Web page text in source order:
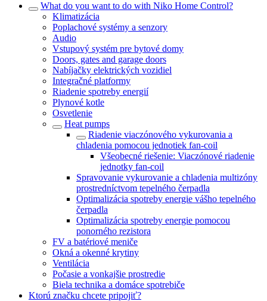
What do you want to do with Niko Home Control?
Klimatizácia
Poplachové systémy a senzory
Audio
Vstupový systém pre bytové domy
Doors, gates and garage doors
Nabíjačky elektrických vozidiel
Integračné platformy
Riadenie spotreby energií
Plynové kotle
Osvetlenie
Heat pumps
Riadenie viaczónového vykurovania a
chladenia pomocou jednotiek fan-coil
Všeobecné riešenie: Viaczónové riadenie
jednotky fan-coil
Spravovanie vykurovanie a chladenia multizóny
prostredníctvom tepelného čerpadla
Optimalizácia spotreby energie vášho tepelného
čerpadla
Optimalizácia spotreby energie pomocou
ponorného rezistora
FV a batériové meniče
Okná a okenné krytiny
Ventilácia
Počasie a vonkajšie prostredie
Biela technika a domáce spotrebiče
Ktorú značku chcete pripojiť?